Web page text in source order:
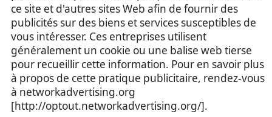
ce site et d'autres sites Web afin de fournir des
publicités sur des biens et services susceptibles de
vous intéresser. Ces entreprises utilisent
généralement un cookie ou une balise web tierse
pour recueillir cette information. Pour en savoir plus
à propos de cette pratique publicitaire, rendez-vous
à networkadvertising.org
[http://optout.networkadvertising.org/].